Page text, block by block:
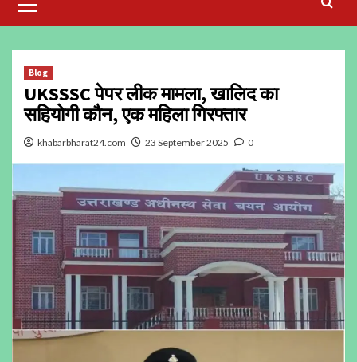
Menu
Blog
UKSSSC पेपर लीक मामला, खालिद का
सहियोगी कौन, एक महिला गिरफ्तार
khabarbharat24.com 23 September 2025 0